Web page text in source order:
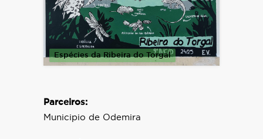
Espécies da Ribeira do Torgal
Parceiros:
Municipio de Odemira